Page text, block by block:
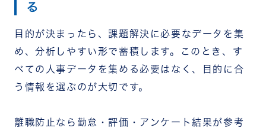
る
目的が決まったら、課題解決に必要なデータを集
め、分析しやすい形で蓄積します。このとき、す
べての人事データを集める必要はなく、目的に合
う情報を選ぶのが大切です。
離職防止なら勤怠・評価・アンケート結果が参考